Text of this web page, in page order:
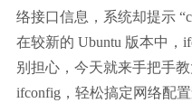
络接口信息，系统却提示
在较新的 Ubuntu 版本中，
别担心，今天就来手把手
ifconfig，轻松搞定网络配置